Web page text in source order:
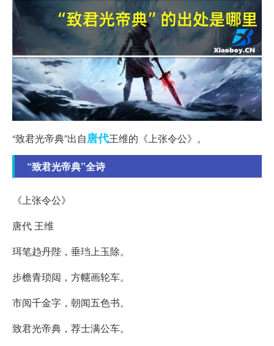
“致君光帝典”出自唐代王维的《上张令公》。
“致君光帝典”全诗
《上张令公》
唐代 王维
珥笔趋丹陛，垂珰上玉除。
步檐青琐闼，方幰画轮车。
市阅千金字，朝闻五色书。
致君光帝典，荐士满公车。